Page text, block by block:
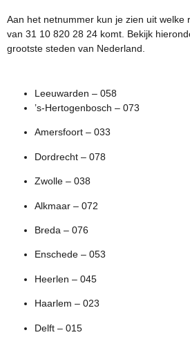
Aan het netnummer kun je zien uit welke
van 31 10 820 28 24 komt. Bekijk
grootste steden van Nederland.
Leeuwarden – 058
’s-Hertogenbosch – 073
Amersfoort – 033
Dordrecht – 078
Zwolle – 038
Alkmaar – 072
Breda – 076
Enschede – 053
Heerlen – 045
Haarlem – 023
Delft – 015